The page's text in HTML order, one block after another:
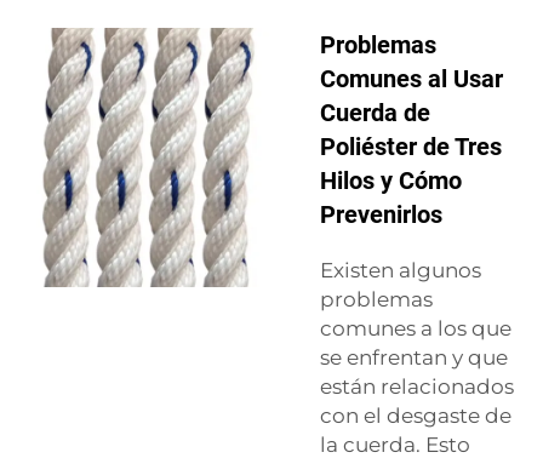
Problemas
Comunes al Usar
Cuerda de
Poliéster de Tres
Hilos y Cómo
Prevenirlos
Existen algunos
problemas
comunes a los que
se enfrentan y que
están relacionados
con el desgaste de
la cuerda. Esto